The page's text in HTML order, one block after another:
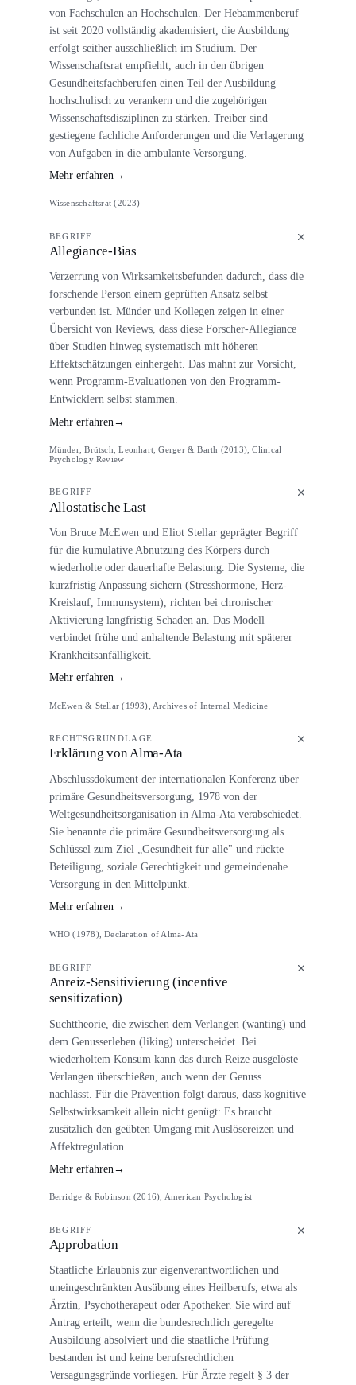
von Fachschulen an Hochschulen. Der Hebammenberuf
ist seit 2020 vollständig akademisiert, die Ausbildung
erfolgt seither ausschließlich im Studium. Der
Wissenschaftsrat empfiehlt, auch in den übrigen
Gesundheitsfachberufen einen Teil der Ausbildung
hochschulisch zu verankern und die zugehörigen
Wissenschaftsdisziplinen zu stärken. Treiber sind
gestiegene fachliche Anforderungen und die Verlagerung
von Aufgaben in die ambulante Versorgung.
Mehr erfahren →
Wissenschaftsrat (2023)
BEGRIFF
Allegiance-Bias
Verzerrung von Wirksamkeitsbefunden dadurch, dass die
forschende Person einem geprüften Ansatz selbst
verbunden ist. Münder und Kollegen zeigen in einer
Übersicht von Reviews, dass diese Forscher-Allegiance
über Studien hinweg systematisch mit höheren
Effektschätzungen einhergeht. Das mahnt zur Vorsicht,
wenn Programm-Evaluationen von den Programm-
Entwicklern selbst stammen.
Mehr erfahren →
Münder, Brütsch, Leonhart, Gerger & Barth (2013), Clinical
Psychology Review
BEGRIFF
Allostatische Last
Von Bruce McEwen und Eliot Stellar geprägter Begriff
für die kumulative Abnutzung des Körpers durch
wiederholte oder dauerhafte Belastung. Die Systeme, die
kurzfristig Anpassung sichern (Stresshormone, Herz-
Kreislauf, Immunsystem), richten bei chronischer
Aktivierung langfristig Schaden an. Das Modell
verbindet frühe und anhaltende Belastung mit späterer
Krankheitsanfälligkeit.
Mehr erfahren→
McEwen & Stellar (1993), Archives of Internal Medicine
RECHTSGRUNDLAGE
Erklärung von Alma-Ata
Abschlussdokument der internationalen Konferenz über
primäre Gesundheitsversorgung, 1978 von der
Weltgesundheitsorganisation in Alma-Ata verabschiedet.
Sie benannte die primäre Gesundheitsversorgung als
Schlüssel zum Ziel „Gesundheit für alle" und rückte
Beteiligung, soziale Gerechtigkeit und gemeindenahe
Versorgung in den Mittelpunkt.
Mehr erfahren→
WHO (1978), Declaration of Alma-Ata
BEGRIFF
Anreiz-Sensitivierung (incentive
sensitization)
Suchttheorie, die zwischen dem Verlangen (wanting) und
dem Genusserleben (liking) unterscheidet. Bei
wiederholtem Konsum kann das durch Reize ausgelöste
Verlangen überschießen, auch wenn der Genuss
nachlässt. Für die Prävention folgt daraus, dass kognitive
Selbstwirksamkeit allein nicht genügt: Es braucht
zusätzlich den geübten Umgang mit Auslösereizen und
Affektregulation.
Mehr erfahren →
Berridge & Robinson (2016), American Psychologist
BEGRIFF
Approbation
Staatliche Erlaubnis zur eigenverantwortlichen und
uneingeschränkten Ausübung eines Heilberufs, etwa als
Ärztin, Psychotherapeut oder Apotheker. Sie wird auf
Antrag erteilt, wenn die bundesrechtlich geregelte
Ausbildung absolviert und die staatliche Prüfung
bestanden ist und keine berufsrechtlichen
Versagungsgründe vorliegen. Für Ärzte regelt § 3 der